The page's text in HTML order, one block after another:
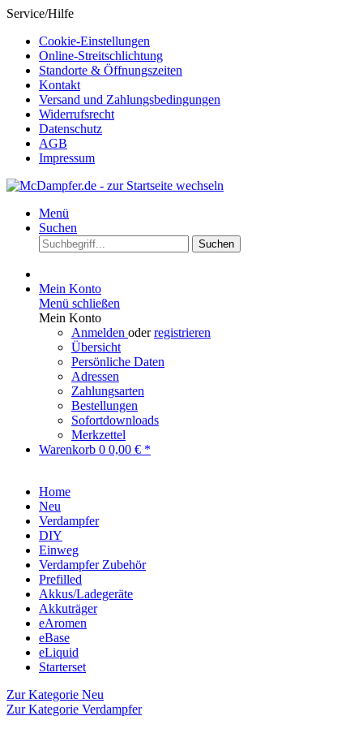
Service/Hilfe
Cookie-Einstellungen
Online-Streitschlichtung
Standorte & Öffnungszeiten
Kontakt
Versand und Zahlungsbedingungen
Widerrufsrecht
Datenschutz
AGB
Impressum
Menü
Suchen
Suchen
Mein Konto
Menü schließen
Mein Konto
Anmelden oderregistrieren
Übersicht
Persönliche Daten
Adressen
Zahlungsarten
Bestellungen
Sofortdownloads
Merkzettel
Warenkorb 0 0,00 € *
Home
Neu
Verdampfer
DIY
Einweg
Verdampfer Zubehör
Prefilled
Akkus/Ladegeräte
Akkuträger
eAromen
eBase
eLiquid
Starterset
Zur Kategorie Neu
Zur Kategorie Verdampfer